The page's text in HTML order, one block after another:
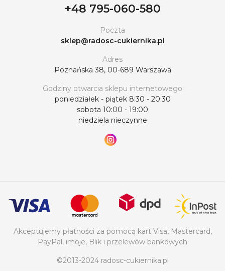
+48 795-060-580
Poczta
sklep@radosc-cukiernika.pl
Adres
Poznańska 38, 00-689 Warszawa
Godziny otwarcia sklepu internetowego
poniedziałek - piątek 8:30 - 20:30
sobota 10:00 - 19:00
niedziela nieczynne
Akceptujemy płatności za pomocą kart Visa, Mastercard,
PayPal, imoje, Blik i przelewów bankowych
©2013-2024 radosc-cukiernika.pl